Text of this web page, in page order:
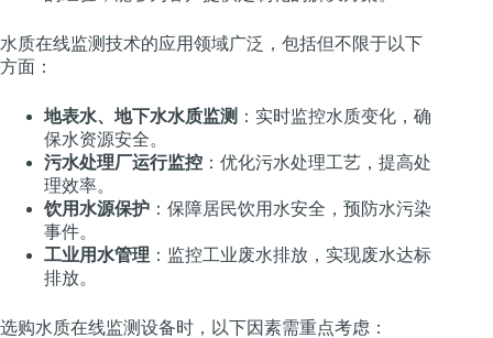
水质在线监测技术的应用领域广泛，包括但不限于以下
方面：
地表水、地下水水质监测 ：实时监控水质变化，确
保水资源安全。
污水处理厂运行监控 ：优化污水处理工艺，提高处
理效率。
饮用水源保护 ：保障居民饮用水安全，预防水污染
事件。
工业用水管理 ：监控工业废水排放，实现废水达标
排放。
选购水质在线监测设备时，以下因素需重点考虑：